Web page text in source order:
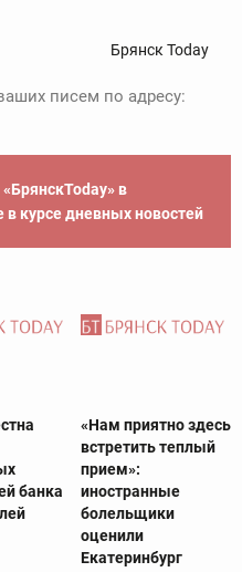
Брянск Today
писем по адресу:
в
в курсе дневных новостей
банка
«Нам приятно здесь
встретить теплый
прием»:
иностранные
болельщики
оценили
Екатеринбург